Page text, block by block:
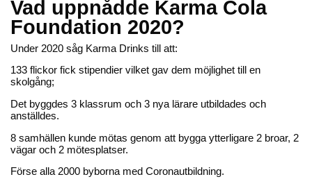
Vad uppnådde Karma Cola
Foundation 2020?
Under 2020 såg Karma Drinks till att:
133 flickor fick stipendier vilket gav dem möjlighet till en
skolgång;
Det byggdes 3 klassrum och 3 nya lärare utbildades och
anställdes.
8 samhällen kunde mötas genom att bygga ytterligare 2 broar, 2
vägar och 2 mötesplatser.
Förse alla 2000 byborna med Coronautbildning.
jorden runt för att finna de bästa ekologiska fairtrade-
ingredienserna.Läs mer.